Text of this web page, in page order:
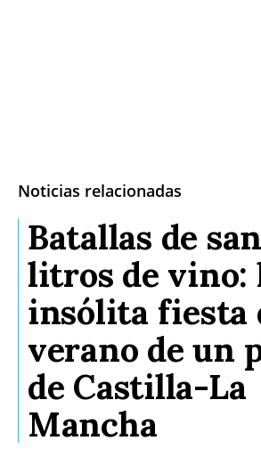
Noticias relacionadas
Batallas de
litros de vino:
insólita fiesta
verano de un
de Castilla-La
Mancha